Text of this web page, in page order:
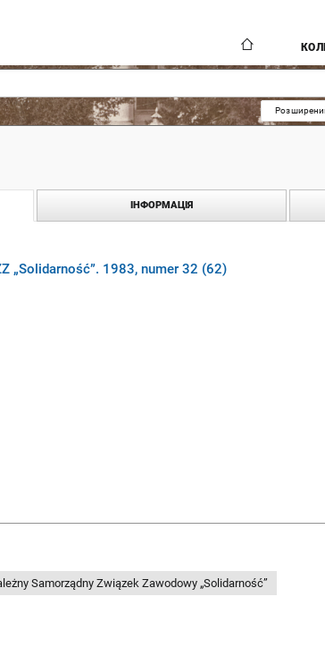
ІНФОРМАЦІЯ
„Solidarność”. 1983, numer 32 (62)
Samorządny Związek Zawodowy „Solidarność”